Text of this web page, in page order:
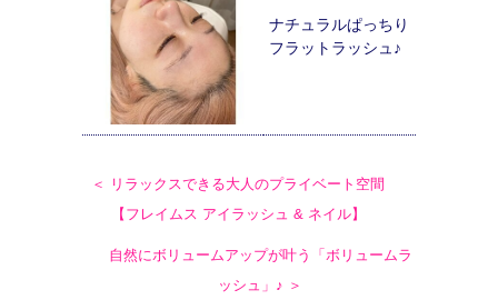
ナチュラルぱっちり
フラットラッシュ♪
＜ リラックスできる大人のプライベート空間
【フレイムス アイラッシュ & ネイル】
自然にボリュームアップが叶う「ボリュームラ
ッシュ」♪ ＞